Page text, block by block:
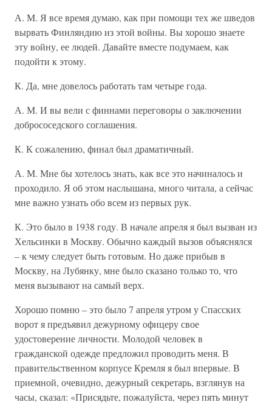
А. М. Я все время думаю, как при помощи тех же шведов
вырвать Финляндию из этой войны. Вы хорошо знаете
эту войну, ее людей. Давайте вместе подумаем, как
подойти к этому.
К. Да, мне довелось работать там четыре года.
А. М. И вы вели с финнами переговоры о заключении
добрососедского соглашения.
К. К сожалению, финал был драматичный.
А. М. Мне бы хотелось знать, как все это начиналось и
проходило. Я об этом наслышана, много читала, а сейчас
мне важно узнать обо всем из первых рук.
К. Это было в 1938 году. В начале апреля я был вызван из
Хельсинки в Москву. Обычно каждый вызов объяснялся
– к чему следует быть готовым. Но даже прибыв в
Москву, на Лубянку, мне было сказано только то, что
меня вызывают на самый верх.
Хорошо помню – это было 7 апреля утром у Спасских
ворот я предъявил дежурному офицеру свое
удостоверение личности. Молодой человек в
гражданской одежде предложил проводить меня. В
правительственном корпусе Кремля я был впервые. В
приемной, очевидно, дежурный секретарь, взглянув на
часы, сказал: «Присядьте, пожалуйста, через пять минут